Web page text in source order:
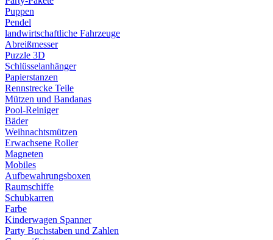
Puppen
Pendel
landwirtschaftliche Fahrzeuge
Abreißmesser
Puzzle 3D
Schlüsselanhänger
Papierstanzen
Rennstrecke Teile
Mützen und Bandanas
Pool-Reiniger
Bäder
Weihnachtsmützen
Erwachsene Roller
Magneten
Mobiles
Aufbewahrungsboxen
Raumschiffe
Schubkarren
Farbe
Kinderwagen Spanner
Party Buchstaben und Zahlen